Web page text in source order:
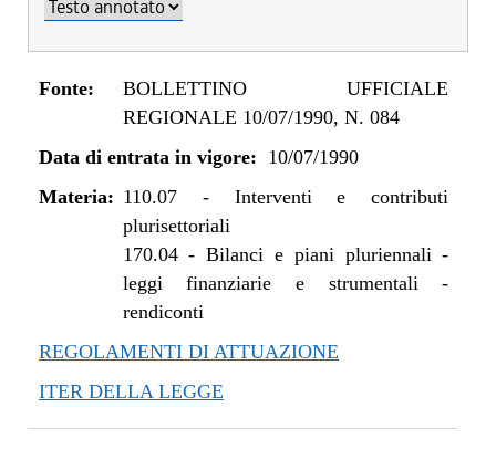
Fonte:
BOLLETTINO UFFICIALE
REGIONALE 10/07/1990, N. 084
Data di entrata in vigore: 10/07/1990
Materia: 110.07- Interventi e contributi
plurisettoriali
170.04-Bilanci e piani pluriennali -
leggi finanziarie e strumentali -
rendiconti
REGOLAMENTI DI ATTUAZIONE
ITER DELLA LEGGE